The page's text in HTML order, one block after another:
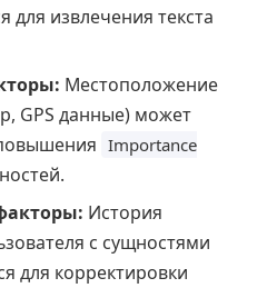
для извлечения текста
Местоположение
GPS данные) может
Importance
История
с сущностями
для корректировки